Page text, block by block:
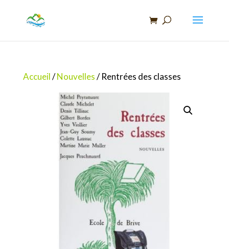
Accueil/Nouvelles/ Rentrées des classes